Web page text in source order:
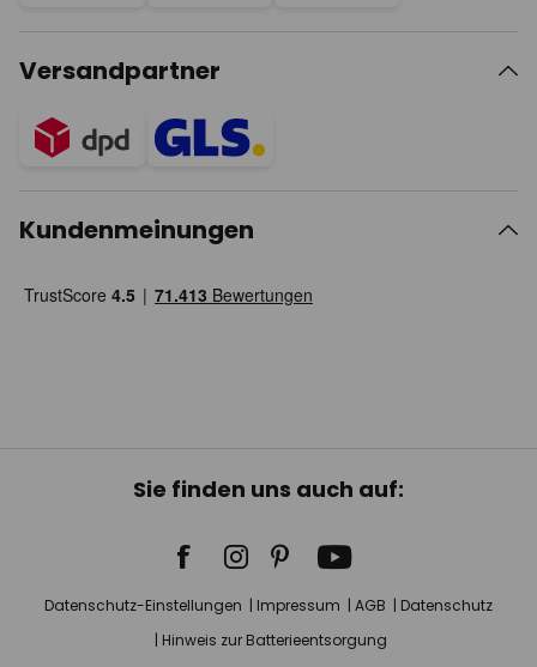
Versandpartner
Kundenmeinungen
Sie finden uns auch auf:
Datenschutz-Einstellungen Impressum AGB
Datenschutz
Hinweis zur Batterieentsorgung